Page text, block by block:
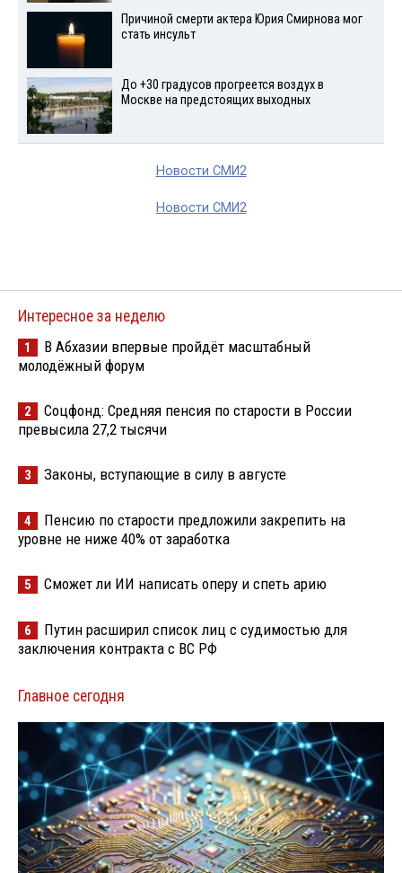
Причиной смерти актера Юрия Смирнова мог
стать инсульт
До +30 градусов прогреется воздух в
Москве на предстоящих выходных
Новости СМИ2
Новости СМИ2
Интересное за неделю
1
В Абхазии впервые пройдёт масштабный
молодёжный форум
2
Соцфонд: Средняя пенсия по старости в России
превысила 27,2 тысячи
3 Законы, вступающие в силу в августе
4
Пенсию по старости предложили закрепить на
уровне не ниже 40% от заработка
5 Сможет ли ИИ написать оперу и спеть арию
6
Путин расширил список лиц с судимостью для
заключения контракта с ВС РФ
Главное сегодня